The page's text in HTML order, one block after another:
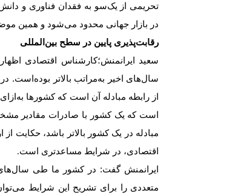
تحریمی از یک‌سو به فقدان فناوری و
در بازار جهانی محدود می‌شود و همین
رقابت‌پذیری پایین در سطح بین‌المللی
سعید ایرانمنش؛کارشناس اقتصادی
سال‌های اخیر به‌‌‌‌‌مراتب بالاتر بوده‌است.
از رابطه مبادله آن است که کشورها
است که یک کشور با صادرات مقادیر
مبادله در یک کشور بالاتر باشد، حکایت
اقتصادی، در شرایط مساعدتری است.
ایرانمنش گفت: در کشور ما طی
متعددی را برای تشریح این شرایط